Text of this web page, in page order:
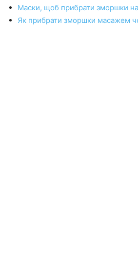
Маски, щоб прибрати зморшки на
Як прибрати зморшки масажем